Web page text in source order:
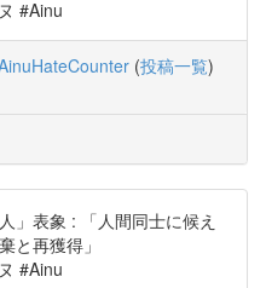
#Ainu
(投稿一覧)
」表象 : 「人間同士に候え
と再獲得」
#Ainu